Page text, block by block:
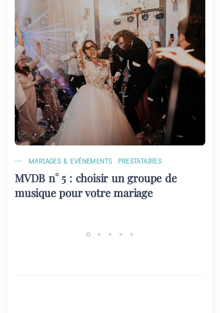
MARIAGES & EVÉNEMENTS PRESTATAIRES
MVDB n° 5 : choisir un groupe de
musique pour votre mariage